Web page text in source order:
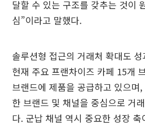
달할 수 있는 구조를 갖추는 것이
심”이라고 말했다.
솔루션형 접근의 거래처 확대도
현재 주요 프랜차이즈 카페 15개
브랜드에 제품을 공급하고 있으며
한 브랜드 및 채널을 중심으로 거
다. 군납 채널 역시 중요한 성장 축